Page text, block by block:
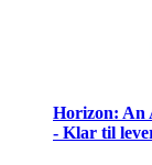
Horizon: An
- Klar til